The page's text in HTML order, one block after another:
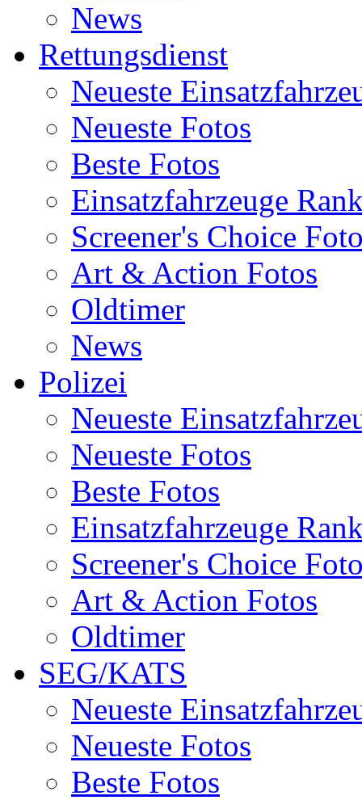
News
Rettungsdienst
Neueste
Neueste Fotos
Beste Fotos
Einsatzfahrzeuge
Screener's Choice
Art & Action Fotos
Oldtimer
News
Polizei
Neueste
Neueste Fotos
Beste Fotos
Einsatzfahrzeuge
Screener's Choice
Art & Action Fotos
Oldtimer
SEG/KATS
Neueste
Neueste Fotos
Beste Fotos